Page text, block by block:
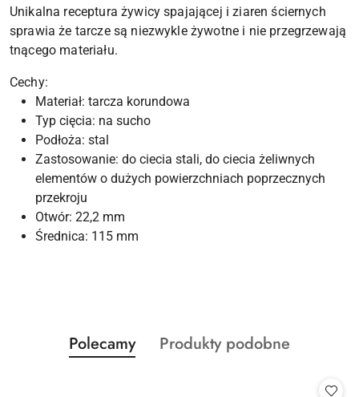
Unikalna receptura żywicy spajającej i ziaren ściernych
sprawia że tarcze są niezwykle żywotne i nie przegrzewają
tnącego materiału.
Cechy:
Materiał: tarcza korundowa
Typ cięcia: na sucho
Podłoża: stal
Zastosowanie: do ciecia stali, do ciecia żeliwnych
elementów o dużych powierzchniach poprzecznych
przekroju
Otwór: 22,2 mm
Średnica: 115 mm
Pomiń karuzelę produktów
Produkty
o
Polecamy
Produkty
Produkty podobne